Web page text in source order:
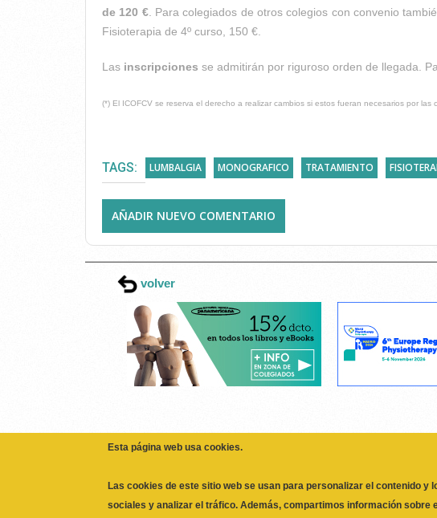
de 120 €. Para colegiados de otros colegios con convenio
Fisioterapia de 4º curso, 150 €.
Las inscripciones se admitirán por riguroso orden de llegada.
(*) El ICOFCV se reserva el derecho a realizar cambios si estos fueran necesarios por
TAGS: LUMBALGIA MONOGRAFICO TRATAMIENTO
AÑADIR NUEVO COMENTARIO
volver
Las cookies de este sitio web se usan para personalizar el contenido y
partners de redes sociales, publicidad y análisis web, quienes pueden
haya proporcionado o que hayan recopilado a partir del uso que haya